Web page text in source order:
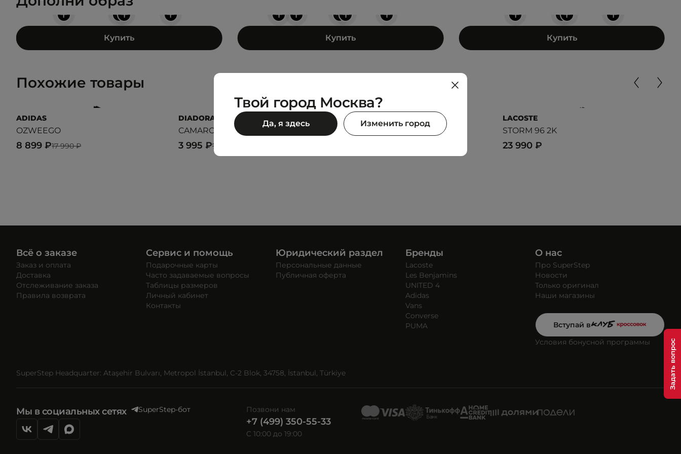
+
+ + +
Купить
+
+
+ +
+
Купить
+
+ + +
Купить
Похожие товары
ADIDAS
OZWEEGO
17 990 ₽
8 899 ₽
DIADORA
CAMARO MID MAN WINTERIZED
7 990 ₽
3 995 ₽
DIADORA
N902 MAN WINTERIZED
LACOSTE
STORM 96 2K
23 990 ₽
Всё о заказе
Заказ и оплата
Доставка
Отслеживание заказа
Правила возврата
Сервис и помощь
Подарочные карты
Часто задаваемые вопросы
Таблицы размеров
Личный кабинет
Контакты
Юридический раздел
Персональные данные
Публичная оферта
Бренды
Lacoste
Les Benjamins
UNITED 4
Adidas
Vans
Converse
PUMA
О нас
Про SuperStep
Новости
Только оригинал
Наши магазины
Вступай в
Условия бонусной программы
SuperStep Headquarter: Ataşehir Bulvarı, Metropol İstanbul, C-2 Blok, 34758, İstanbul, Türkiye
Мы в социальных сетях SuperStep-бот Позвони нам
+7 (499) 350-55-33
C 10:00 до 19:00
Твой город Москва?
Да, я здесь Изменить город